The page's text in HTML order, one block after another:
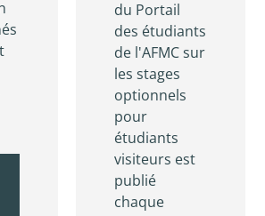
du Portail
des étudiants
de l'AFMC sur
les stages
optionnels
pour
étudiants
visiteurs est
publié
chaque